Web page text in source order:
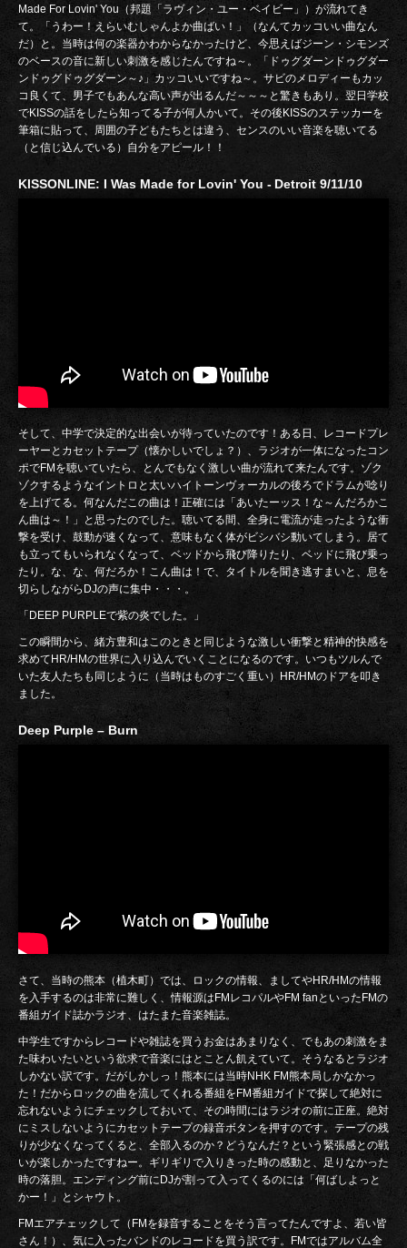
Made For Lovin' You（邦題「ラヴィン・ユー・ベイビー」）が流れてき
て。「うわー！えらいむしゃんよか曲ばい！」（なんてカッコいい曲なん
だ）と。当時は何の楽器かわからなかったけど、今思えばジーン・シモンズ
のベースの音に新しい刺激を感じたんですね～。「ドゥグダーンドゥグダー
ンドゥグドゥグダーン～♪」カッコいいですね～。サビのメロディーもカッ
コ良くて、男子でもあんな高い声が出るんだ～～～と驚きもあり。翌日学校
でKISSの話をしたら知ってる子が何人かいて。その後KISSのステッカーを
筆箱に貼って、周囲の子どもたちとは違う、センスのいい音楽を聴いてる
（と信じ込んでいる）自分をアピール！！
KISSONLINE: I Was Made for Lovin' You - Detroit 9/11/10
そして、中学で決定的な出会いが待っていたのです！ある日、レコードプレ
ーヤーとカセットテープ（懐かしいでしょ？）、ラジオが一体になったコン
ポでFMを聴いていたら、とんでもなく激しい曲が流れて来たんです。ゾク
ゾクするようなイントロと太いハイトーンヴォーカルの後ろでドラムが唸り
を上げてる。何なんだこの曲は！正確には「あいたーッス！な～んだろかこ
ん曲は～！」と思ったのでした。聴いてる間、全身に電流が走ったような衝
撃を受け、鼓動が速くなって、意味もなく体がビシバシ動いてしまう。居て
も立ってもいられなくなって、ベッドから飛び降りたり、ベッドに飛び乗っ
たり。な、な、何だろか！こん曲は！で、タイトルを聞き逃すまいと、息を
切らしながらDJの声に集中・・・。
「DEEP PURPLEで紫の炎でした。」
この瞬間から、緒方豊和はこのときと同じような激しい衝撃と精神的快感を
求めてHR/HMの世界に入り込んでいくことになるのです。いつもツルんで
いた友人たちも同じように（当時はものすごく重い）HR/HMのドアを叩き
ました。
Deep Purple – Burn
さて、当時の熊本（植木町）では、ロックの情報、ましてやHR/HMの情報
を入手するのは非常に難しく、情報源はFMレコパルやFM fanといったFMの
番組ガイド誌かラジオ、はたまた音楽雑誌。
中学生ですからレコードや雑誌を買うお金はあまりなく、でもあの刺激をま
た味わいたいという欲求で音楽にはとことん飢えていて。そうなるとラジオ
しかない訳です。だがしかしっ！熊本には当時NHK FM熊本局しかなかっ
た！だからロックの曲を流してくれる番組をFM番組ガイドで探して絶対に
忘れないようにチェックしておいて、その時間にはラジオの前に正座。絶対
にミスしないようにカセットテープの録音ボタンを押すのです。テープの残
りが少なくなってくると、全部入るのか？どうなんだ？という緊張感との戦
いが楽しかったですねー。ギリギリで入りきった時の感動と、足りなかった
時の落胆。エンディング前にDJが割って入ってくるのには「何ばしよっと
かー！」とシャウト。
FMエアチェックして（FMを録音することをそう言ってたんですよ、若い皆
さん！）、気に入ったバンドのレコードを買う訳です。FMではアルバム全